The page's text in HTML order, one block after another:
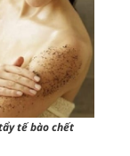
tế bào chết